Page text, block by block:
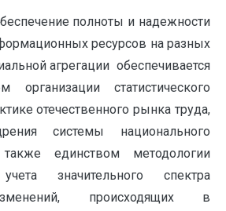
полноты и надежности
ресурсов на разных
агрегации обеспечивается
организации статистического
отечественного рынка труда,
системы национального
единством методологии
учета значительного спектра
происходящих в